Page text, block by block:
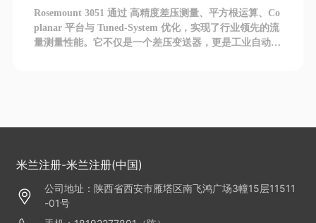
Rosemount 3051 通过 高精度差压测量、平方根运算、Co
planar 平台与 Tuned-System 优化，实现了行业领先的流
量测量性能。它不仅是一个差压变送器，更是工业自动化
米兰注册-米兰注册(中国)
公司地址：陕西省西安市雁塔区南飞鸿广场3幢15层11511
-01号